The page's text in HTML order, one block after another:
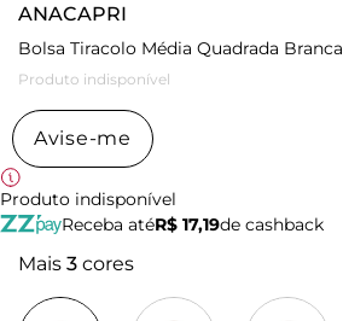
ANACAPRI
Bolsa Tiracolo Média Quadrada Branca
Produto indisponível
Avise-me
Produto indisponível
Receba atéR$ 17,19de cashback
Mais 3 cores